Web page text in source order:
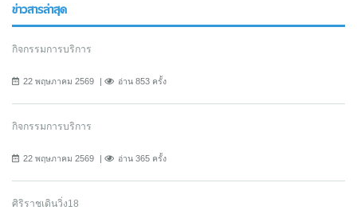
ข่าวสารล่าสุด
กิจกรรมการบริการ
22 พฤษภาคม 2569 อ่าน 853 ครั้ง
กิจกรรมการบริการ
22 พฤษภาคม 2569 อ่าน 365 ครั้ง
ศิริราชเดินวิ่ง18